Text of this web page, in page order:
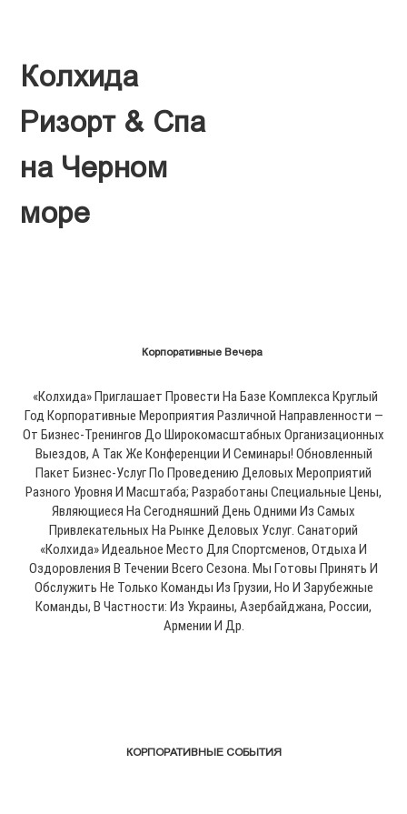
Колхида
Ризорт & Спа
на Черном
море
Корпоративные Вечера
«Колхида» Приглашает Провести На Базе Комплекса Круглый
Год Корпоративные Мероприятия Различной Направленности —
От Бизнес-Тренингов До Широкомасштабных Организационных
Выездов, А Так Же Конференции И Семинары! Обновленный
Пакет Бизнес-Услуг По Проведению Деловых Мероприятий
Разного Уровня И Масштаба; Разработаны Специальные Цены,
Являющиеся На Сегодняшний День Одними Из Самых
Привлекательных На Рынке Деловых Услуг. Санаторий
«Колхида» Идеальное Место Для Спортсменов, Отдыха И
Оздоровления В Течении Всего Сезона. Мы Готовы Принять И
Обслужить Не Только Команды Из Грузии, Но И Зарубежные
Команды, В Частности: Из Украины, Азербайджана, России,
Армении И Др.
КОРПОРАТИВНЫЕ СОБЫТИЯ